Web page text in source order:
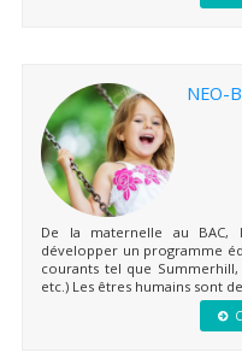
NEO-
De la maternelle au
développer un programme
courants tel que
etc.) Les êtres humains sont